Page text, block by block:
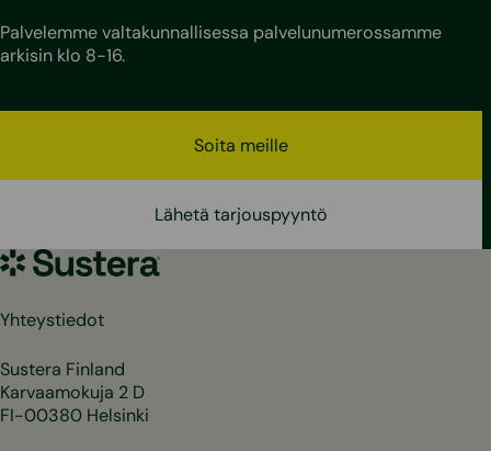
Palvelemme valtakunnallisessa palvelunumerossamme
arkisin klo 8-16.
Soita meille
Lähetä tarjouspyyntö
Sustera
Yhteystiedot
Sustera Finland
Karvaamokuja 2 D
FI-00380 Helsinki